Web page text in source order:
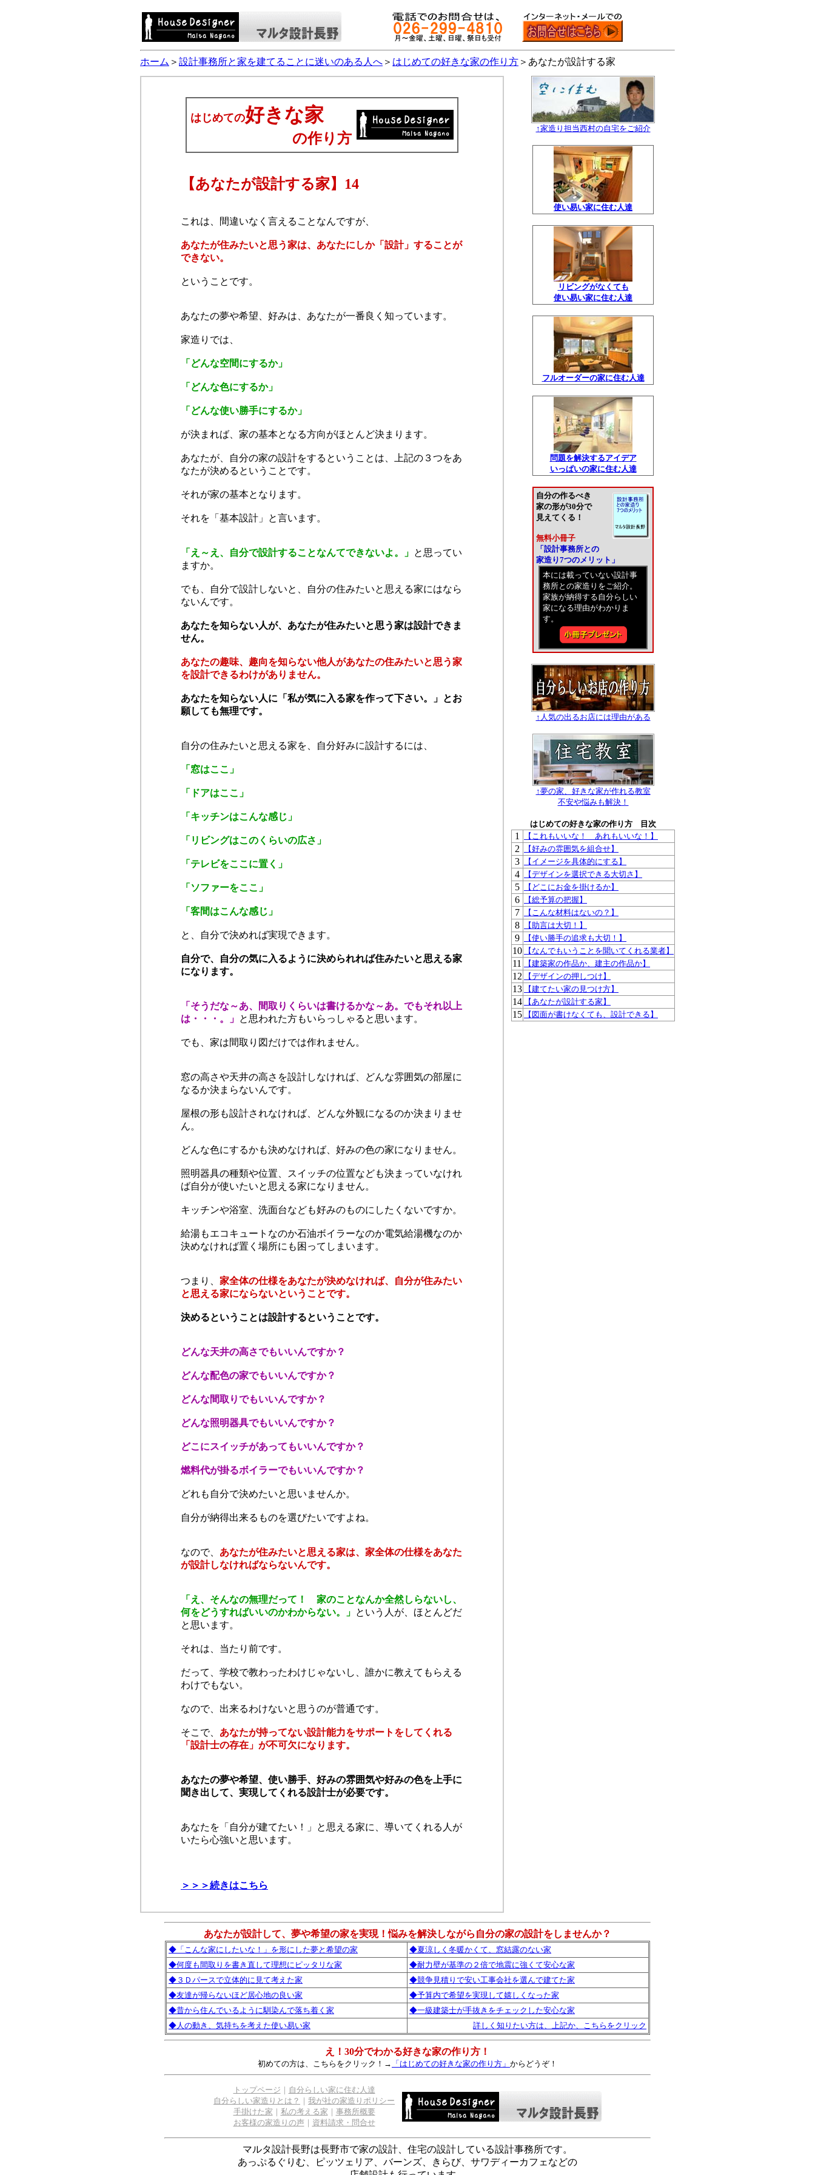
ホーム ＞ 設計事務所と家を建てることに迷いのある人へ ＞ はじめての好きな家の作り方 ＞あなたが設計する家
はじめての好きな家
の作り方
【あなたが設計する家】14
これは、間違いなく言えることなんですが、
あなたが住みたいと思う家は、あなたにしか「設計」することが
できない。
ということです。
あなたの夢や希望、好みは、あなたが一番良く知っています。
家造りでは、
「どんな空間にするか」
「どんな色にするか」
「どんな使い勝手にするか」
が決まれば、家の基本となる方向がほとんど決まります。
あなたが、自分の家の設計をするということは、上記の３つをあ
なたが決めるということです。
それが家の基本となります。
それを「基本設計」と言います。
「え～え、自分で設計することなんてできないよ。」 と思ってい
ますか。
でも、自分で設計しないと、自分の住みたいと思える家にはなら
ないんです。
あなたを知らない人が、あなたが住みたいと思う家は設計できま
せん。
あなたの趣味、趣向を知らない他人があなたの住みたいと思う家
を設計できるわけがありません。
あなたを知らない人に「私が気に入る家を作って下さい。」とお
願しても無理です。
自分の住みたいと思える家を、自分好みに設計するには、
「窓はここ」
「ドアはここ」
「キッチンはこんな感じ」
「リビングはこのくらいの広さ」
「テレビをここに置く」
「ソファーをここ」
「客間はこんな感じ」
と、自分で決めれば実現できます。
自分で、自分の気に入るように決められれば住みたいと思える家
になります。
「そうだな～あ、間取りくらいは書けるかな～あ。でもそれ以上
は・・・。」 と思われた方もいらっしゃると思います。
でも、家は間取り図だけでは作れません。
窓の高さや天井の高さを設計しなければ、どんな雰囲気の部屋に
なるか決まらないんです。
屋根の形も設計されなければ、どんな外観になるのか決まりませ
ん。
どんな色にするかも決めなければ、好みの色の家になりません。
照明器具の種類や位置、スイッチの位置なども決まっていなけれ
ば自分が使いたいと思える家になりません。
キッチンや浴室、洗面台なども好みのものにしたくないですか。
給湯もエコキュートなのか石油ボイラーなのか電気給湯機なのか
決めなければ置く場所にも困ってしまいます。
つまり、 家全体の仕様をあなたが決めなければ、自分が住みたい
と思える家にならないということです。
決めるということは設計するということです。
どんな天井の高さでもいいんですか？
どんな配色の家でもいいんですか？
どんな間取りでもいいんですか？
どんな照明器具でもいいんですか？
どこにスイッチがあってもいいんですか？
燃料代が掛るボイラーでもいいんですか？
どれも自分で決めたいと思いませんか。
自分が納得出来るものを選びたいですよね。
なので、 あなたが住みたいと思える家は、家全体の仕様をあなた
が設計しなければならないんです。
「え、そんなの無理だって！ 家のことなんか全然しらないし、
何をどうすればいいのかわからない。」 という人が、ほとんどだ
と思います。
それは、当たり前です。
だって、学校で教わったわけじゃないし、誰かに教えてもらえる
わけでもない。
なので、出来るわけないと思うのが普通です。
そこで、 あなたが持ってない設計能力をサポートをしてくれる
「設計士の存在」が不可欠になります。
あなたの夢や希望、使い勝手、好みの雰囲気や好みの色を上手に
聞き出して、実現してくれる設計士が必要です。
あなたを「自分が建てたい！」と思える家に、導いてくれる人が
いたら心強いと思います。
＞＞＞続きはこちら
↑家造り担当西村の自宅をご紹介
使い易い家に住む人達
リビングがなくても
使い易い家に住む人達
フルオーダーの家に住む人達
問題を解決するアイデア
いっぱいの家に住む人達
自分の作るべき
家の形が30分で
見えてくる！
無料小冊子
「設計事務所との
家造り7つのメリット」
本には載っていない設計事
務所との家造りをご紹介。
家族が納得する自分らしい
家になる理由がわかりま
す。
↑人気の出るお店には理由がある
↑夢の家、好きな家が作れる教室
不安や悩みも解決！
はじめての好きな家の作り方 目次
1 【これもいいな！ あれもいいな！】
2 【好みの雰囲気を組合せ】
3 【イメージを具体的にする】
4 【デザインを選択できる大切さ】
5 【どこにお金を掛けるか】
6 【総予算の把握】
7 【こんな材料はないの？】
8 【助言は大切！】
9 【使い勝手の追求も大切！】
10 【なんでもいうことを聞いてくれる業者】
11 【建築家の作品か、建主の作品か】
12 【デザインの押しつけ】
13 【建てたい家の見つけ方】
14 【あなたが設計する家】
15 【図面が書けなくても、設計できる】
あなたが設計して、夢や希望の家を実現！悩みを解決しながら自分の家の設計をしませんか？
◆「こんな家にしたいな！」を形にした夢と希望の家
◆夏涼しく冬暖かくて、窓結露のない家
◆何度も間取りを書き直して理想にピッタリな家
◆耐力壁が基準の２倍で地震に強くて安心な家
◆３Ｄパースで立体的に見て考えた家
◆競争見積りで安い工事会社を選んで建てた家
◆友達が帰らないほど居心地の良い家
◆予算内で希望を実現して嬉しくなった家
◆昔から住んでいるように馴染んで落ち着く家
◆一級建築士が手抜きをチェックした安心な家
◆人の動き、気持ちを考えた使い易い家
詳しく知りたい方は、上記か、こちらをクリック
え！30分でわかる好きな家の作り方！
初めての方は、こちらをクリック！→ 「はじめての好きな家の作り方」 からどうぞ！
トップページ
自分らしい家に住む人達
自分らしい家造りとは？
我が社の家造りポリシー
手掛けた家
私の考える家
事務所概要
お客様の家造りの声｜ 資料請求・問合せ
マルタ設計長野は長野市で家の設計、住宅の設計している設計事務所です。
あっぷるぐりむ、ピッツェリア、バーンズ、きらび、サワディーカフェなどの